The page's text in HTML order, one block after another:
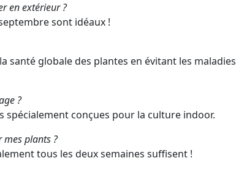
en extérieur ?
sont idéaux !
santé globale des plantes en évitant les maladies
?
spécialement conçues pour la culture indoor.
plants ?
tous les deux semaines suffisent !